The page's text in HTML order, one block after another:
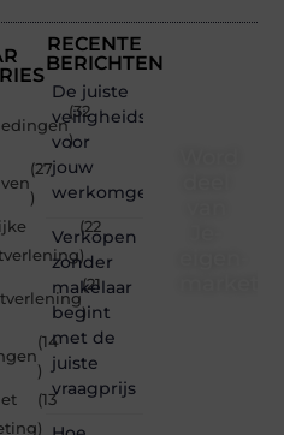
(32
)
(27
)
(22
)
(21
)
(14
)
(13
)
RECENTE
BERICHTEN
De juiste
veiligheidsschoenen
voor
jouw
werkomgeving
Verkopen
zonder
makelaar
begint
met de
juiste
vraagprijs